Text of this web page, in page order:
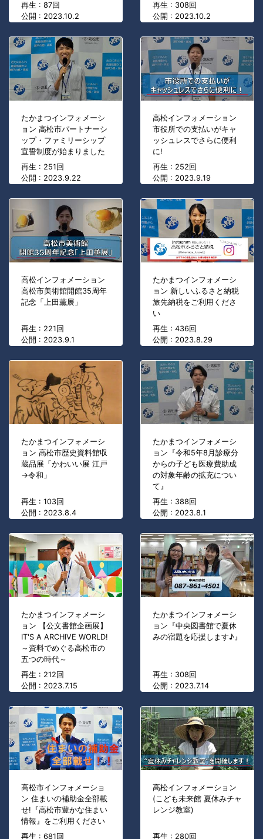
再生 : 87回
公開 : 2023.10.2
再生 : 308回
公開 : 2023.10.2
たかまつインフォメーシ
ョン 高松市パートナーシ
ップ・ファミリーシップ
宣誓制度が始まりました
再生 : 251回
公開 : 2023.9.22
高松インフォメーション
市役所での支払いがキャ
ッシュレスでさらに便利
に!
再生 : 252回
公開 : 2023.9.19
高松インフォメーション
高松市美術館開館35周年
記念「上田薫展」
再生 : 221回
公開 : 2023.9.1
たかまつインフォメーシ
ョン 新しいふるさと納税
旅先納税をご利用くださ
い
再生 : 436回
公開 : 2023.8.29
たかまつインフォメーシ
ョン 高松市歴史資料館収
蔵品展「かわいい展 江戸
→令和」
再生 : 103回
公開 : 2023.8.4
たかまつインフォメーシ
ョン『令和5年8月診療分
からの子ども医療費助成
の対象年齢の拡充につい
て』
再生 : 388回
公開 : 2023.8.1
たかまつインフォメーシ
ョン 【公文書館企画展】
IT'S A ARCHIVE WORLD!
～資料でめぐる高松市の
五つの時代～
再生 : 212回
公開 : 2023.7.15
たかまつインフォメーシ
ョン『中央図書館で夏休
みの宿題を応援します♪』
再生 : 308回
公開 : 2023.7.14
高松市インフォメーショ
ン 住まいの補助金全部載
せ!『高松市豊かな住まい
情報』をご利用ください
再生 : 681回
高松インフォメーション
(こども未来館 夏休みチャ
レンジ教室)
再生 : 280回